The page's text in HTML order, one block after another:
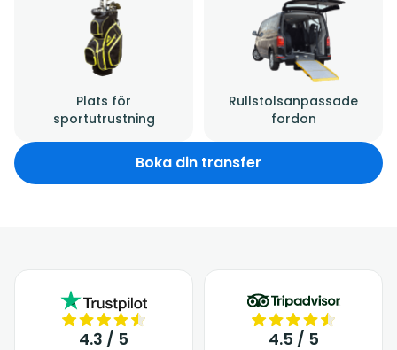
Plats för
sportutrustning
Rullstolsanpassade
fordon
Boka din transfer
4.3 / 5 4.5 / 5